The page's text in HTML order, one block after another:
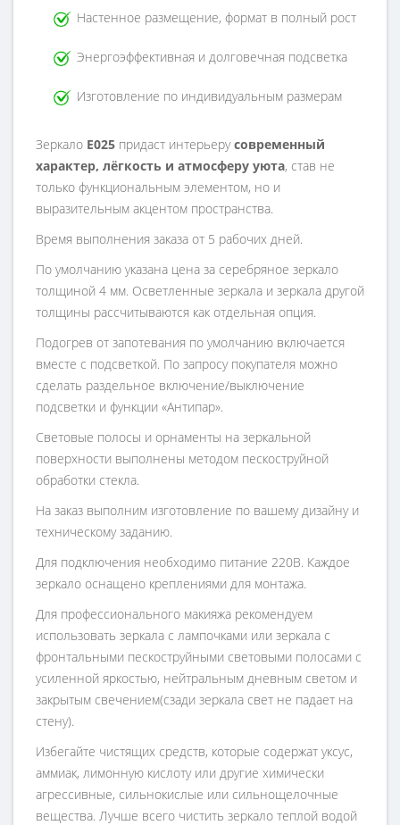
Настенное размещение, формат в полный рост
Энергоэффективная и долговечная подсветка
Изготовление по индивидуальным размерам
Зеркало E025 придаст интерьерусовременный
характер, лёгкость и атмосферу уюта, став не
только функциональным элементом, но и
выразительным акцентом пространства.
Время выполнения заказа от 5 рабочих дней.
По умолчанию указана цена за серебряное зеркало
толщиной 4 мм. Осветленные зеркала и зеркала другой
толщины рассчитываются как отдельная опция.
Подогрев от запотевания по умолчанию включается
вместе с подсветкой. По запросу покупателя можно
сделать раздельное включение/выключение
подсветки и функции «Антипар».
Световые полосы и орнаменты на зеркальной
поверхности выполнены методом пескоструйной
обработки стекла.
На заказ выполним изготовление по вашему дизайну и
техническому заданию.
Для подключения необходимо питание 220В. Каждое
зеркало оснащено креплениями для монтажа.
Для профессионального макияжа рекомендуем
использовать зеркала с лампочками или зеркала с
фронтальными пескоструйными световыми полосами с
усиленной яркостью, нейтральным дневным светом и
закрытым свечением(сзади зеркала свет не падает на
стену).
Избегайте чистящих средств, которые содержат уксус,
аммиак, лимонную кислоту или другие химически
агрессивные, сильнокислые или сильнощелочные
вещества. Лучше всего чистить зеркало теплой водой